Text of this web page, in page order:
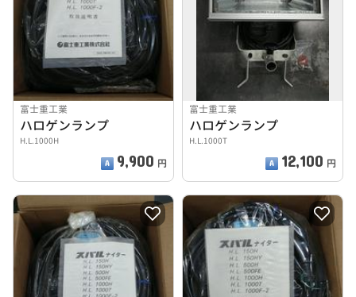
富士重工業
ハロゲンランプ
H.L.1000H
9,900 円
富士重工業
ハロゲンランプ
H.L.1000T
12,100 円